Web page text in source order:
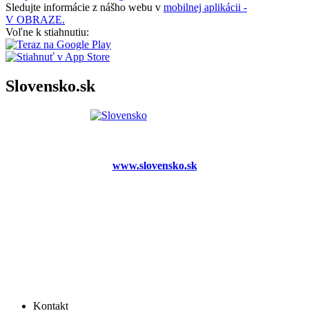
Sledujte informácie z nášho webu v mobilnej aplikácii -
V OBRAZE.
Voľne k stiahnutiu:
Slovensko.sk
www.slovensko.sk
Kontakt